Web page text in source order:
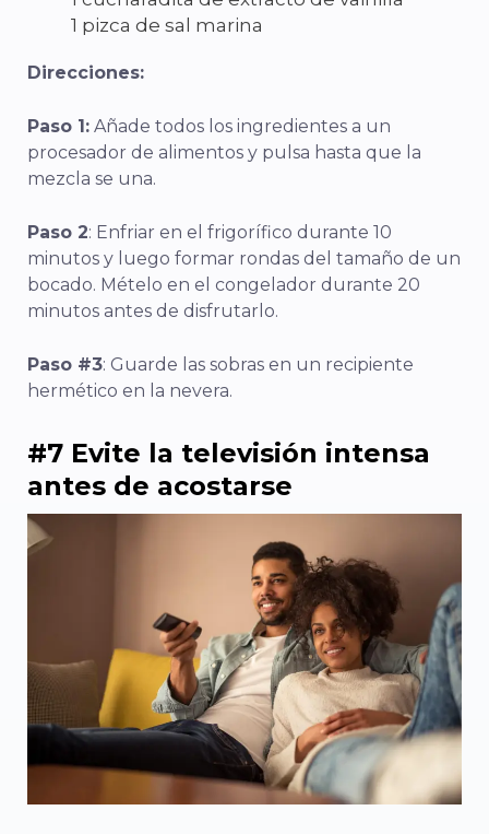
1 pizca de sal marina
Direcciones:
Paso 1: Añade todos los ingredientes a un
procesador de alimentos y pulsa hasta que la
mezcla se una.
Paso 2: Enfriar en el frigorífico durante 10
minutos y luego formar rondas del tamaño de un
bocado. Mételo en el congelador durante 20
minutos antes de disfrutarlo.
Paso #3: Guarde las sobras en un recipiente
hermético en la nevera.
#7 Evite la televisión intensa
antes de acostarse